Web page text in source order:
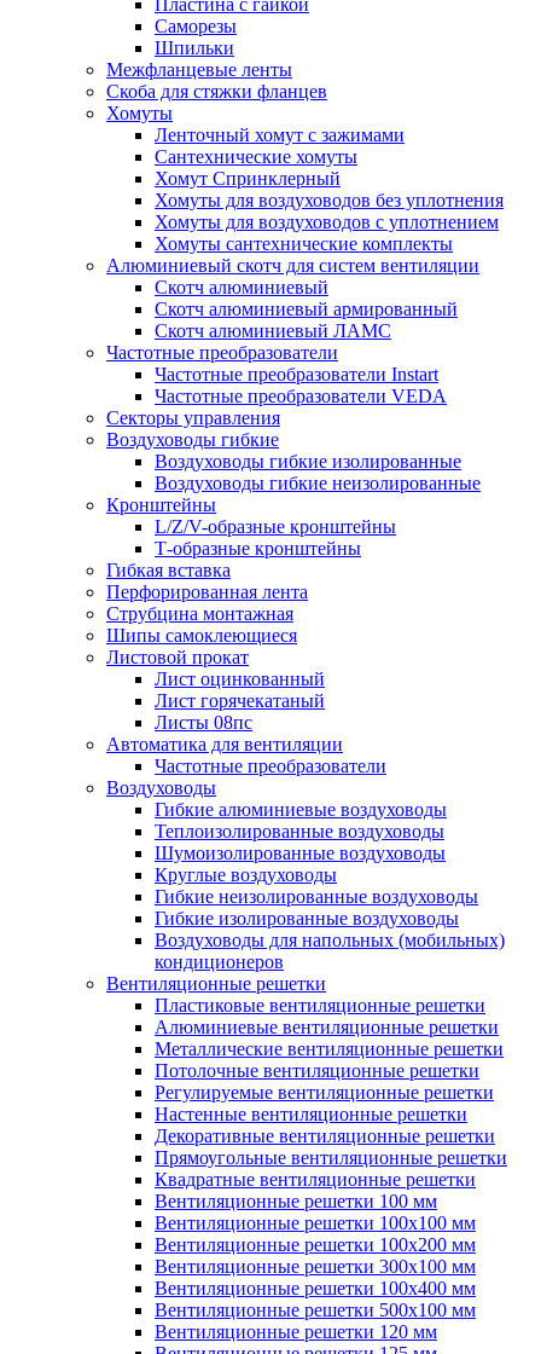
Саморезы
Шпильки
Межфланцевые ленты
Скоба для стяжки фланцев
Хомуты
Ленточный хомут с зажимами
Сантехнические хомуты
Хомут Спринклерный
Хомуты для воздуховодов без уплотнения
Хомуты для воздуховодов с уплотнением
Хомуты сантехнические комплекты
Алюминиевый скотч для систем вентиляции
Скотч алюминиевый
Скотч алюминиевый армированный
Скотч алюминиевый ЛАМС
Частотные преобразователи
Частотные преобразователи Instart
Частотные преобразователи VEDA
Секторы управления
Воздуховоды гибкие
Воздуховоды гибкие изолированные
Воздуховоды гибкие неизолированные
Кронштейны
L/Z/V-образные кронштейны
Т-образные кронштейны
Гибкая вставка
Перфорированная лента
Струбцина монтажная
Шипы самоклеющиеся
Листовой прокат
Лист оцинкованный
Лист горячекатаный
Листы 08пс
Автоматика для вентиляции
Частотные преобразователи
Воздуховоды
Гибкие алюминиевые воздуховоды
Теплоизолированные воздуховоды
Шумоизолированные воздуховоды
Круглые воздуховоды
Гибкие неизолированные воздуховоды
Гибкие изолированные воздуховоды
Воздуховоды для напольных (мобильных)
кондиционеров
Вентиляционные решетки
Пластиковые вентиляционные решетки
Алюминиевые вентиляционные решетки
Металлические вентиляционные решетки
Потолочные вентиляционные решетки
Регулируемые вентиляционные решетки
Настенные вентиляционные решетки
Декоративные вентиляционные решетки
Прямоугольные вентиляционные решетки
Квадратные вентиляционные решетки
Вентиляционные решетки 100 мм
Вентиляционные решетки 100х100 мм
Вентиляционные решетки 100х200 мм
Вентиляционные решетки 300х100 мм
Вентиляционные решетки 100х400 мм
Вентиляционные решетки 500х100 мм
Вентиляционные решетки 120 мм